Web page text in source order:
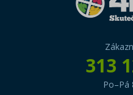
313
Po–Pá